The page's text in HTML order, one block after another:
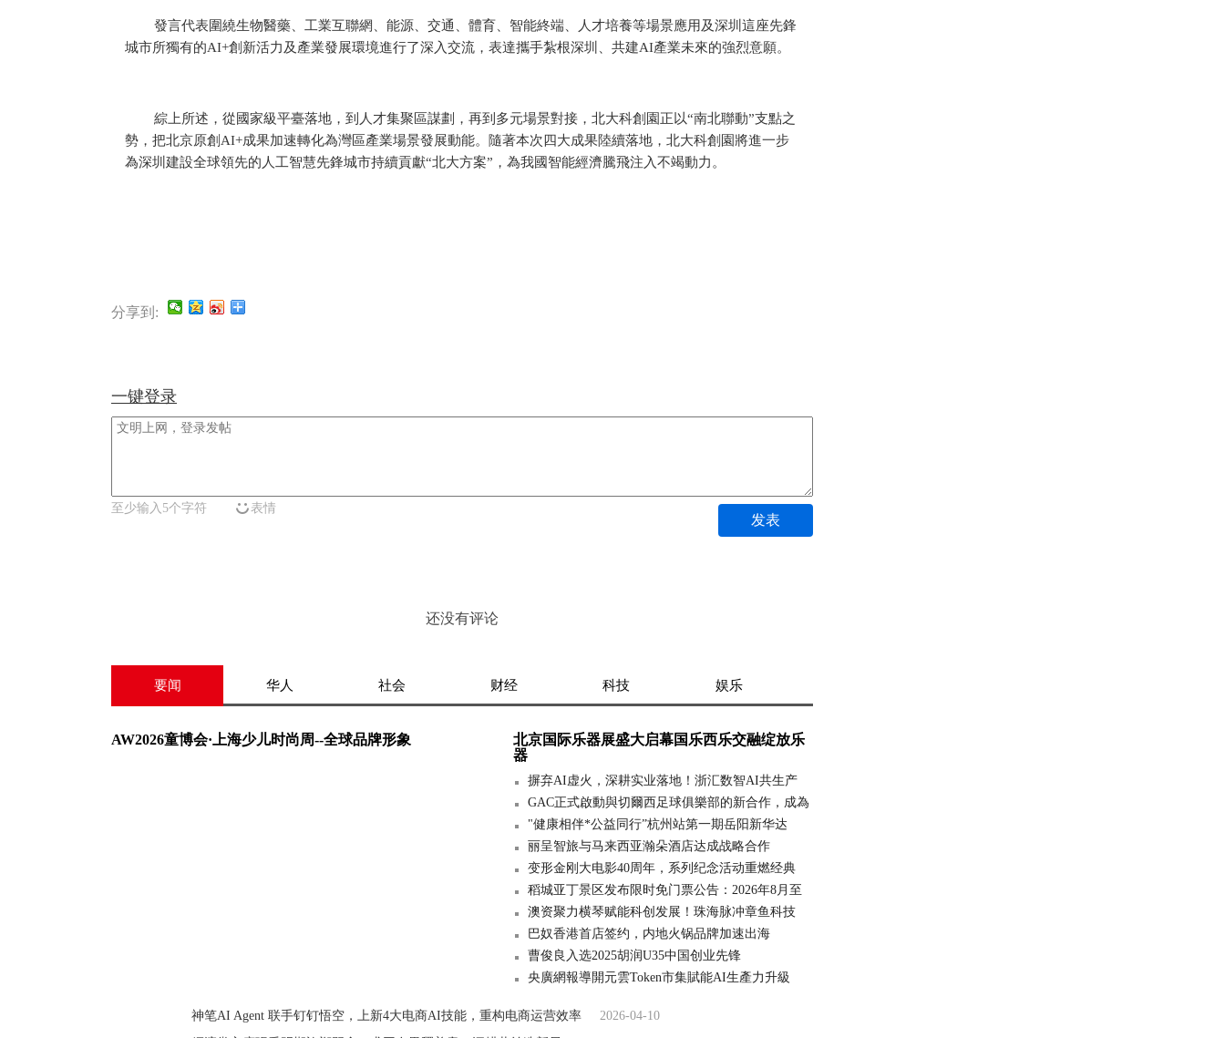
發言代表圍繞生物醫藥、工業互聯網、能源、交通、體育、智能終端、人才培養等場景應用及深圳這座先鋒
城市所獨有的AI+創新活力及產業發展環境進行了深入交流，表達攜手紮根深圳、共建AI產業未來的強烈意願。
綜上所述，從國家級平臺落地，到人才集聚區謀劃，再到多元場景對接，北大科創園正以“南北聯動”支點之
勢，把北京原創AI+成果加速轉化為灣區產業場景發展動能。隨著本次四大成果陸續落地，北大科創園將進一步
為深圳建設全球領先的人工智慧先鋒城市持續貢獻“北大方案”，為我國智能經濟騰飛注入不竭動力。
分享到:
一键登录
至少输入5个字符 表情
发表
还没有评论
要闻 华人 社会 财经 科技 娱乐
AW2026童博会·上海少儿时尚周--全球品牌形象
北京国际乐器展盛大启幕国乐西乐交融绽放乐
器
摒弃AI虚火，深耕实业落地！浙汇数智AI共生产
GAC正式啟動與切爾西足球俱樂部的新合作，成為
"健康相伴*公益同行”杭州站第一期岳阳新华达
丽呈智旅与马来西亚瀚朵酒店达成战略合作
变形金刚大电影40周年，系列纪念活动重燃经典
稻城亚丁景区发布限时免门票公告：2026年8月至
澳资聚力横琴赋能科创发展！珠海脉冲章鱼科技
巴奴香港首店签约，内地火锅品牌加速出海
曹俊良入选2025胡润U35中国创业先锋
央廣網報導開元雲Token市集賦能AI生產力升級
神笔AI Agent 联手钉钉悟空，上新4大电商AI技能，重构电商运营效率
2026-04-10